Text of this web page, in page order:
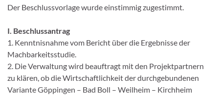
Der Beschlussvorlage wurde einstimmig zugestimmt.
I. Beschlussantrag
1. Kenntnisnahme vom Bericht über die Ergebnisse der
Machbarkeitsstudie.
2. Die Verwaltung wird beauftragt mit den Projektpartnern
zu klären, ob die Wirtschaftlichkeit der durchgebundenen
Variante Göppingen – Bad Boll – Weilheim – Kirchheim